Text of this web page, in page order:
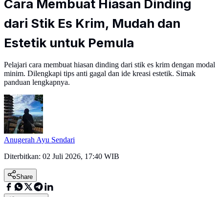
Cara Membuat Hiasan Dinding
dari Stik Es Krim, Mudah dan
Estetik untuk Pemula
Pelajari cara membuat hiasan dinding dari stik es krim dengan modal
minim. Dilengkapi tips anti gagal dan ide kreasi estetik. Simak
panduan lengkapnya.
Anugerah Ayu Sendari
Diterbitkan: 02 Juli 2026, 17:40 WIB
Share